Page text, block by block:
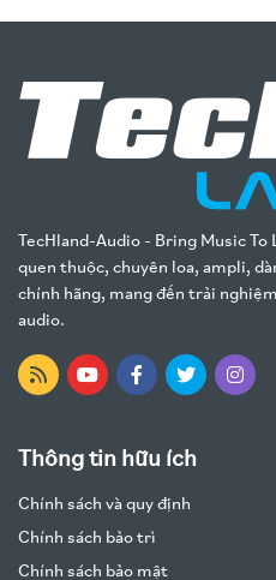
TecHland-Audio - Bring Music
quen thuộc, chuyên loa, ampli,
chính hãng, mang đến trải
audio.
Thông tin hữu ích
Chính sách và quy định
Chính sách bảo trì
Chính sách bảo mật